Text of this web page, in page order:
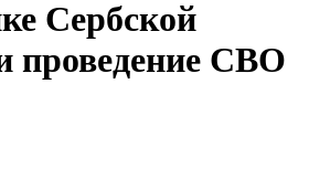
Сербской
проведение СВО